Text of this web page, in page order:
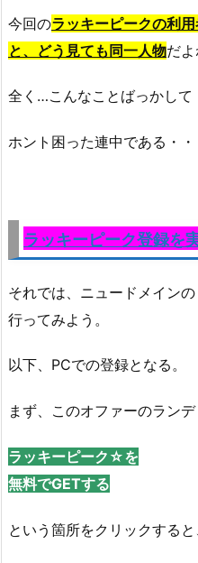
今回のラッキーピークの利
と、どう見ても同一人物だよ
全く…こんなことばっかして
ホント困った連中である・・
ラッキーピーク登録を
それでは、ニュードメイン
行ってみよう。
以下、PCでの登録となる。
まず、このオファーのランデ
ラッキーピーク☆を
無料でGETする
という箇所をクリックすると